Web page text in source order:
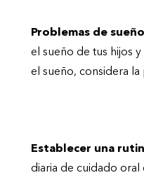
Problemas de
el sueño de tus hijos
el sueño, considera
Establecer una
diaria de cuidado oral